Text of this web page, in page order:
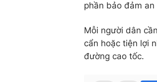
phần bảo đảm
Mỗi người dân
cẩn hoặc tiện lợi
đường cao tốc.